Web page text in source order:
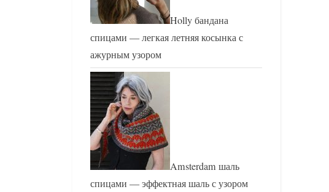
Holly бандана
спицами — легкая летняя косынка с
ажурным узором
Amsterdam шаль
спицами — эффектная шаль с узором